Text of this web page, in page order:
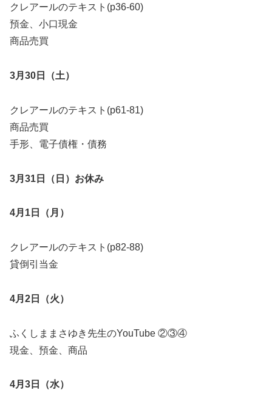
クレアールのテキスト(p36-60)
預金、小口現金
商品売買
3月30日（土）
クレアールのテキスト(p61-81)
商品売買
手形、電子債権・債務
3月31日（日）お休み
4月1日（月）
クレアールのテキスト(p82-88)
貸倒引当金
4月2日（火）
ふくしままさゆき先生のYouTube ②③④
現金、預金、商品
4月3日（水）